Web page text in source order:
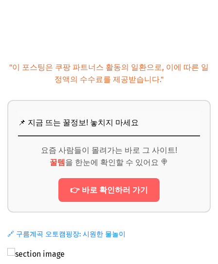
"이 포스팅은 쿠팡 파트너스 활동의 일환으로, 이에 따른 일
정액의 수수료를 제공받습니다."
📌 지금 뜨는 꿀정보! 놓치지 마세요
요즘 사람들이 몰려가는 바로 그 사이트!
꿀템 을 한눈에 확인할 수 있어요 🍭
👉 바로 확인하러 가기
🔗 구름계곡 오토캠핑장: 시원한 물놀이